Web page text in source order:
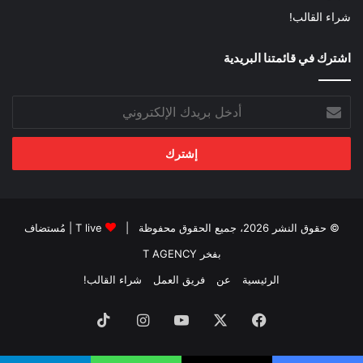
شراء القالب!
اشترك في قائمتنا البريدية
بريدك
الإلكتروني
© حقوق النشر 2026، جميع الحقوق محفوظة | T live | مُستضاف
بفخر T AGENCY
الرئيسية
عن فريق العمل شراء القالب!
فيسبوك ‫YouTubeانستقرام